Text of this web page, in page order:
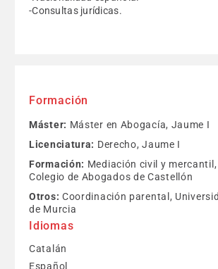
-Consultas jurídicas.
Formación
Máster: Máster en Abogacía, Jaume I
Licenciatura: Derecho, Jaume I
Formación: Mediación civil y
Colegio de Abogados de Castellón
Otros: Coordinación parental,
de Murcia
Idiomas
Catalán
Español